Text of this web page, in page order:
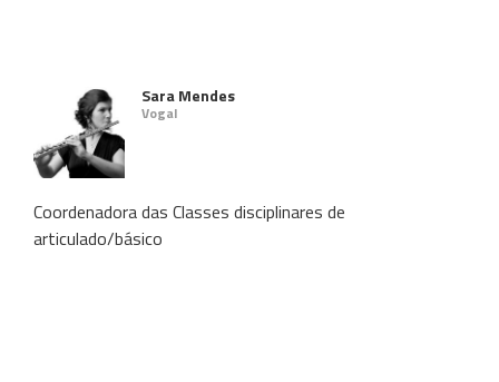
Sara Mendes
Vogal
Coordenadora das Classes disciplinares de
articulado/básico